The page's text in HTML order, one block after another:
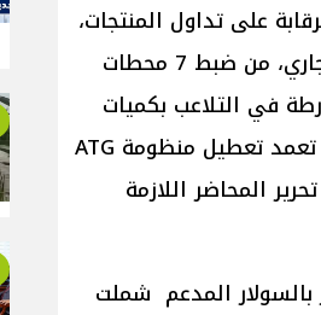
على تداول المنتجات،
خلال أعمالها الميدانية في الأسبوع الأول من أكتوبر الجاري، من ضبط 7 محطات
في التلاعب بكميات
بلغت نحو 59 ألف لتر من السولار والبنزين، بالإضافة إلى تعمد تعطيل منظومة ATG
المحاضر اللازمة
بالسولار المدعم شملت